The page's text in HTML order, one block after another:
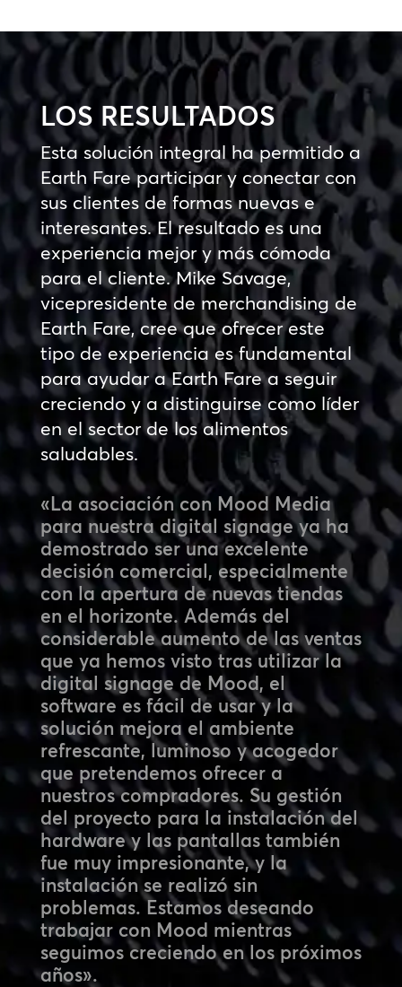
LOS RESULTADOS
Esta solución integral ha permitido a
Earth Fare participar y conectar con
sus clientes de formas nuevas e
interesantes. El resultado es una
experiencia mejor y más cómoda
para el cliente. Mike Savage,
vicepresidente de merchandising de
Earth Fare, cree que ofrecer este
tipo de experiencia es fundamental
para ayudar a Earth Fare a seguir
creciendo y a distinguirse como líder
en el sector de los alimentos
saludables.
«La asociación con Mood Media
para nuestra digital signage ya ha
demostrado ser una excelente
decisión comercial, especialmente
con la apertura de nuevas tiendas
en el horizonte. Además del
considerable aumento de las ventas
que ya hemos visto tras utilizar la
digital signage de Mood, el
software es fácil de usar y la
solución mejora el ambiente
refrescante, luminoso y acogedor
que pretendemos ofrecer a
nuestros compradores. Su gestión
del proyecto para la instalación del
hardware y las pantallas también
fue muy impresionante, y la
instalación se realizó sin
problemas. Estamos deseando
trabajar con Mood mientras
seguimos creciendo en los próximos
años».